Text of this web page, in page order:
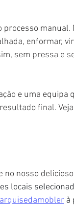
processo manual.
enformar,
sem pressa e
e uma equipa
final.
no nosso delicioso
locais
à